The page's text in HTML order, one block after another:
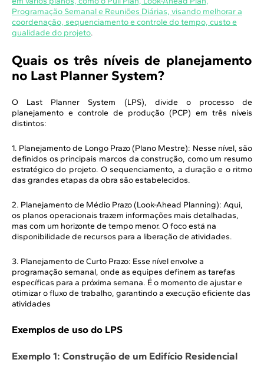
Programação Semanal e Reuniões Diárias, visando melhorar a
coordenação, sequenciamento e controle do tempo, custo e
qualidade do projeto.
Quais os três níveis de planejamento
no Last Planner System?
O Last Planner System (LPS), divide o processo de
planejamento e controle de produção (PCP) em três níveis
distintos:
1. Planejamento de Longo Prazo (Plano Mestre): Nesse nível, são
definidos os principais marcos da construção, como um resumo
estratégico do projeto. O sequenciamento, a duração e o ritmo
das grandes etapas da obra são estabelecidos.
2. Planejamento de Médio Prazo (Look-Ahead Planning): Aqui,
os planos operacionais trazem informações mais detalhadas,
mas com um horizonte de tempo menor. O foco está na
disponibilidade de recursos para a liberação de atividades.
3. Planejamento de Curto Prazo: Esse nível envolve a
programação semanal, onde as equipes definem as tarefas
específicas para a próxima semana. É o momento de ajustar e
otimizar o fluxo de trabalho, garantindo a execução eficiente das
atividades
Exemplos de uso do LPS
Exemplo 1: Construção de um Edifício Residencial